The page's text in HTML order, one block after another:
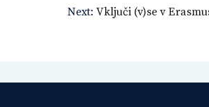
Next: Vključi (v)se v